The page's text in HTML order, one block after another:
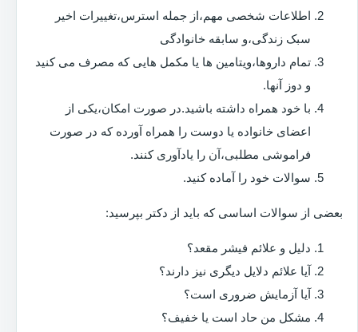
اطلاعات شخصی مهم،از جمله استرس،تغییرات اخیر
سبک زندگی،و سابقه خانوادگی
تمام داروها،ویتامین ها یا مکمل هایی که مصرف می کنید
و دوز آنها.
با خود همراه داشته باشید.در صورت امکان،یکی از
اعضای خانواده یا دوست را همراه آورده که در صورت
فراموشی مطلبی،آن را یادآوری کنند.
سوالات خود را آماده کنید.
بعضی از سوالات اساسی که باید از دکتر بپرسید:
دلیل و علائم فیشر مقعد؟
آیا علائم دلایل دیگری نیز دارند؟
آیا آزمایش ضروری است؟
مشکل من حاد است یا خفیف؟